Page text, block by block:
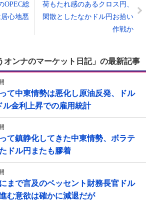
OPEC総
心地悪
荷もたれ感のあるクロス円、
閑散としたなかドル円お拾い
作戦か
オンナのマーケット日記」の最新記事
て中東情勢は悪化し原油反発、ドル
ル金利上昇での雇用統計
て鎮静化してきた中東情勢、ボラテ
ドル円またも膠着
まで言及のベッセント財務長官ドル
む意欲は確かに減退だが